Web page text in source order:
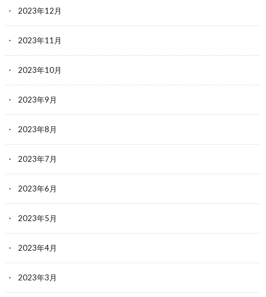
2023年12月
2023年11月
2023年10月
2023年9月
2023年8月
2023年7月
2023年6月
2023年5月
2023年4月
2023年3月